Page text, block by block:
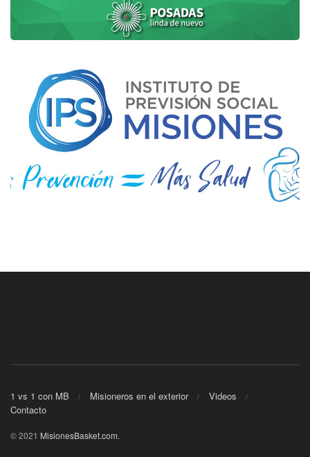
1 vs 1 con MB Misioneros en el exterior
Videos
Contacto
© 2021 MisionesBasket.com.